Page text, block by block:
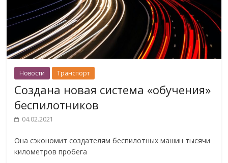
Новости Транспорт
Создана новая система «обучения»
беспилотников
04.02.2021
Она сэкономит создателям беспилотных машин тысячи
километров пробега